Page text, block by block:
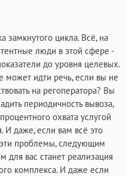
замкнутого цикла. Всё, на
люди в этой сфере -
до уровня целевых.
может идти речь, если вы не
на регоператора? Вы
периодичность вывоза,
охвата услугой
И даже, если вам всё это
эти проблемы, следующим
для вас станет реализация
комплекса. И даже если